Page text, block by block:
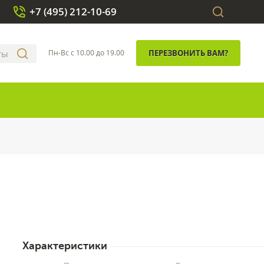
+7 (495) 212-10-69
Пн-Вс с 10.00 до 19.00 ПЕРЕЗВОНИТЬ ВАМ?
Характеристики